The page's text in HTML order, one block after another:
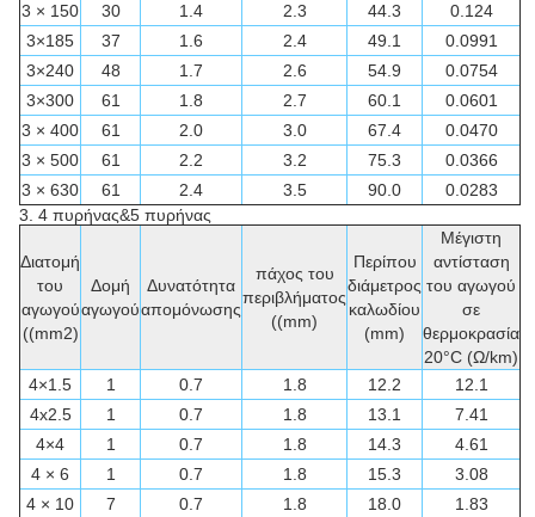
3 × 150
30 1.4 2.3 44.3
0.124
3×185
37 1.6 2.4 49.1
0.0991
3×240
48 1.7 2.6 54.9
0.0754
3×300
61 1.8 2.7 60.1
0.0601
3 × 400
61 2.0 3.0 67.4
0.0470
3 × 500
61 2.2 3.2 75.3
0.0366
3 × 630
61 2.4 3.5 90.0
0.0283
3. 4 πυρήνας&5 πυρήνας
Διατομή
του
αγωγού
((mm2)
Δομή
αγωγού
Δυνατότητα
απομόνωσης
πάχος του
περιβλήματος
((mm)
Περίπου
διάμετρος
καλωδίου
(mm)
Μέγιστη
αντίσταση
του αγωγού
σε
θερμοκρασία
20°C (Ω/km)
4×1.5
1 0.7 1.8 12.2
12.1
4x2.5
1 0.7 1.8 13.1
7.41
4×4
1 0.7 1.8 14.3
4.61
4 × 6
1 0.7 1.8 15.3
3.08
4 × 10
7 0.7 1.8 18.0
1.83